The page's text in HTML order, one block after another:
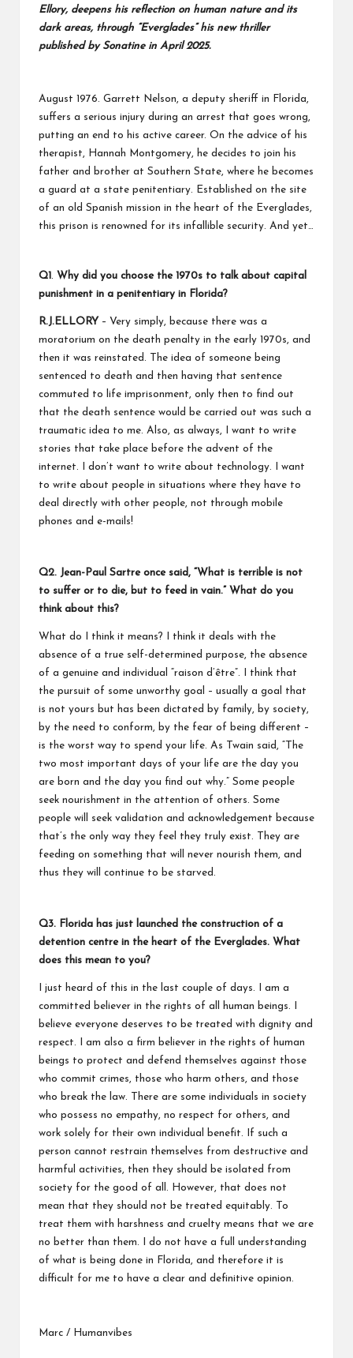
Ellory, deepens his reflection on human nature and its
dark areas, through “Everglades” his new thriller
published by Sonatine in April 2025.
August 1976. Garrett Nelson, a deputy sheriff in Florida,
suffers a serious injury during an arrest that goes wrong,
putting an end to his active career. On the advice of his
therapist, Hannah Montgomery, he decides to join his
father and brother at Southern State, where he becomes
a guard at a state penitentiary. Established on the site
of an old Spanish mission in the heart of the Everglades,
this prison is renowned for its infallible security. And yet…
Q1 . Why did you choose the 1970s to talk about capital
punishment in a penitentiary in Florida?
R.J.ELLORY – Very simply, because there was a
moratorium on the death penalty in the early 1970s, and
then it was reinstated. The idea of someone being
sentenced to death and then having that sentence
commuted to life imprisonment, only then to find out
that the death sentence would be carried out was such a
traumatic idea to me. Also, as always, I want to write
stories that take place before the advent of the
internet. I don’t want to write about technology. I want
to write about people in situations where they have to
deal directly with other people, not through mobile
phones and e-mails!
Q2. Jean-Paul Sartre once said, “What is terrible is not
to suffer or to die, but to feed in vain.” What do you
think about this?
What do I think it means? I think it deals with the
absence of a true self-determined purpose, the absence
of a genuine and individual “raison d’être”. I think that
the pursuit of some unworthy goal – usually a goal that
is not yours but has been dictated by family, by society,
by the need to conform, by the fear of being different –
is the worst way to spend your life. As Twain said, “The
two most important days of your life are the day you
are born and the day you find out why.” Some people
seek nourishment in the attention of others. Some
people will seek validation and acknowledgement because
that’s the only way they feel they truly exist. They are
feeding on something that will never nourish them, and
thus they will continue to be starved.
Q3. Florida has just launched the construction of a
detention centre in the heart of the Everglades. What
does this mean to you?
I just heard of this in the last couple of days. I am a
committed believer in the rights of all human beings. I
believe everyone deserves to be treated with dignity and
respect. I am also a firm believer in the rights of human
beings to protect and defend themselves against those
who commit crimes, those who harm others, and those
who break the law. There are some individuals in society
who possess no empathy, no respect for others, and
work solely for their own individual benefit. If such a
person cannot restrain themselves from destructive and
harmful activities, then they should be isolated from
society for the good of all. However, that does not
mean that they should not be treated equitably. To
treat them with harshness and cruelty means that we are
no better than them. I do not have a full understanding
of what is being done in Florida, and therefore it is
difficult for me to have a clear and definitive opinion.
Marc / Humanvibes